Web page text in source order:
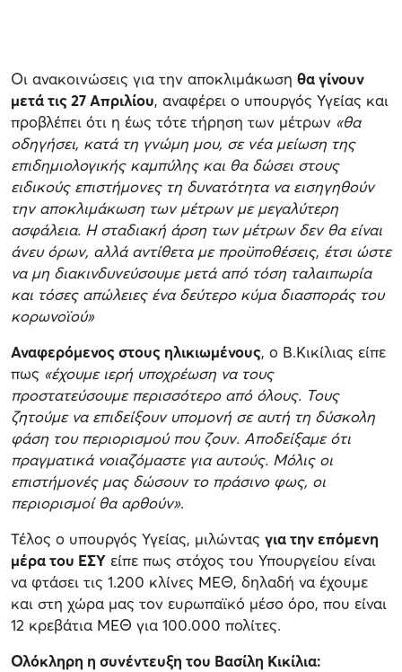
Οι ανακοινώσεις για την αποκλιμάκωση θα γίνουν
μετά τις ‪27 Απριλίου‬, αναφέρει ο υπουργός Υγείας και
προβλέπει ότι η έως τότε τήρηση των μέτρων «θα
οδηγήσει, κατά τη γνώμη μου, σε νέα μείωση της
επιδημιολογικής καμπύλης και θα δώσει στους
ειδικούς επιστήμονες τη δυνατότητα να εισηγηθούν
την αποκλιμάκωση των μέτρων με μεγαλύτερη
ασφάλεια. Η σταδιακή άρση των μέτρων δεν θα είναι
άνευ όρων, αλλά αντίθετα με προϋποθέσεις, έτσι ώστε
να μη διακινδυνεύσουμε μετά από τόση ταλαιπωρία
και τόσες απώλειες ένα δεύτερο κύμα διασποράς του
κορωνοϊού»
Αναφερόμενος στους ηλικιωμένους, ο Β.Κικίλιας είπε
πως «έχουμε ιερή υποχρέωση να τους
προστατεύσουμε περισσότερο από όλους. Τους
ζητούμε να επιδείξουν υπομονή σε αυτή τη δύσκολη
φάση του περιορισμού που ζουν. Αποδείξαμε ότι
πραγματικά νοιαζόμαστε για αυτούς. Μόλις οι
επιστήμονές μας δώσουν το πράσινο φως, οι
περιορισμοί θα αρθούν».
Τέλος ο υπουργός Υγείας, μιλώντας για την επόμενη
μέρα του ΕΣΥ είπε πως στόχος του Υπουργείου είναι
να φτάσει τις 1.200 κλίνες ΜΕΘ, δηλαδή να έχουμε
και στη χώρα μας τον ευρωπαϊκό μέσο όρο, που είναι
12 κρεβάτια ΜΕΘ για 100.000 πολίτες.
Ολόκληρη η συνέντευξη του Βασίλη Κικίλια: